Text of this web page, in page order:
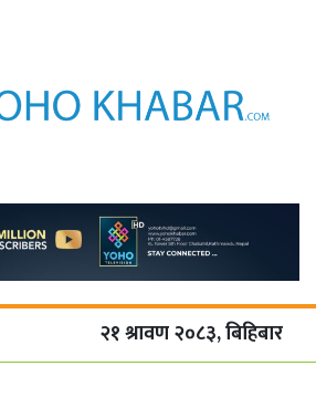
२१ श्रावण २०८३, बिहिबार